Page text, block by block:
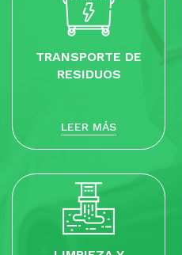
TRANSPORTE DE
RESIDUOS
LEER MÁS